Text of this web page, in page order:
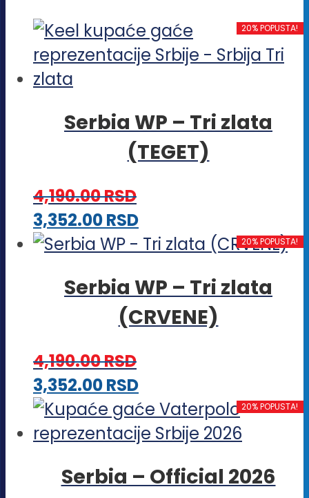
20% POPUSTA!
Serbia WP – Tri zlata
(TEGET)
4,190.00RSD
3,352.00RSDOvaj
proizvod
više
varijanti.
biti
izabrane
na
proizvoda.
20% POPUSTA!
Serbia WP – Tri zlata
(CRVENE)
4,190.00RSD
3,352.00RSDOvaj
proizvod
ima
varijanti.
20% POPUSTA!
Serbia – Official 2026